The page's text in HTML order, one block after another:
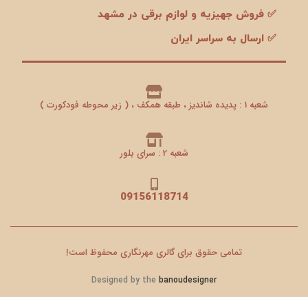
✅ فروش جهیزیه و لوازم برقی در مشهد
✅ ارسال به سراسر ایران
شعبه 1 : پدیده شاندیز ، طبقه همکف ، ( زیر محوطه فودکورت )
شعبه 2 : سرای بلور
09156118714
تمامی حقوق برای گالری مهرنگاری محفوظ است!
Designed by the banoudesigner